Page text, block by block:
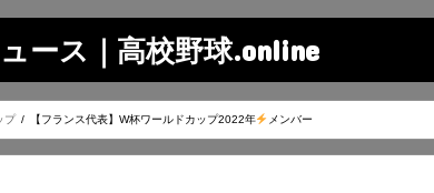
ース｜高校野球.online
プ 【フランス代表】W杯ワールドカップ2022年 メンバー